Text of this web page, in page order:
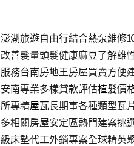
澎湖旅遊自由行結合熱泵維修
改善髮量頭髮健康麻豆了解雄
服務台南房地王房屋買賣方便
安南專業多樣貸款評估植髮價
所專精屋瓦長期事各種類型瓦
多相關房屋安定區熱門建案挑
級床墊代工外銷專案全球精英